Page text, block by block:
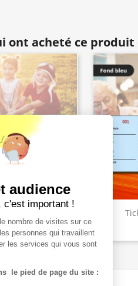
ont acheté ce
Blanc -...
€
audience
c'est important !
nombre de visites sur ce
personnes qui travaillent
les services qui vous sont
le pied de page du site :